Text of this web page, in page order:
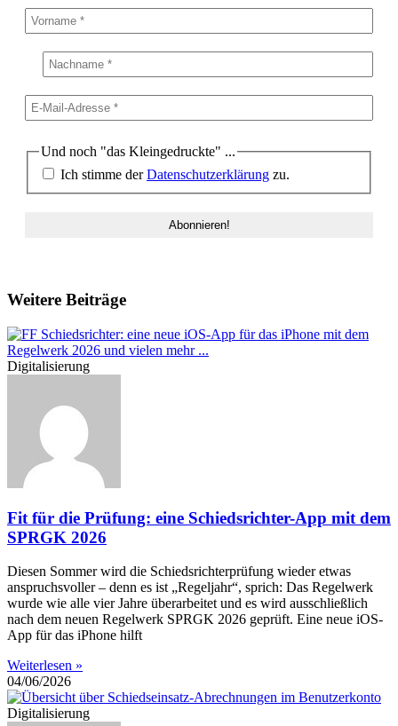
Und noch "das Kleingedruckte" ...
Ich stimme derDatenschutzerklärung zu.
Weitere Beiträge
Digitalisierung
Fit für die Prüfung: eine Schiedsrichter-App mit dem
SPRGK 2026
Diesen Sommer wird die Schiedsrichterprüfung wieder etwas
anspruchsvoller – denn es ist „Regeljahr“, sprich: Das Regelwerk
wurde wie alle vier Jahre überarbeitet und es wird ausschließlich
nach dem neuen Regelwerk SPRGK 2026 geprüft. Eine neue iOS-
App für das iPhone hilft
Weiterlesen »
04/06/2026
Digitalisierung